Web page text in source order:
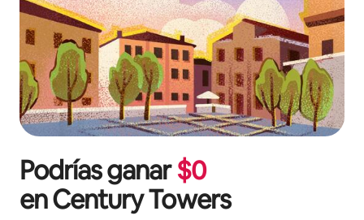
Podrías ganar$0
enCentury Towers